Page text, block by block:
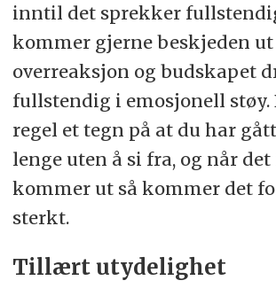
inntil det sprekker
kommer gjerne beskjeden ut
overreaksjon og budskapet
fullstendig i emosjonell støy.
regel et tegn på at du har
lenge uten å si fra, og når
kommer ut så kommer det
sterkt.
Tillært utydelighet